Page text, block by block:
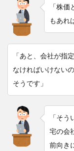
「株
もあれ
「あと、会社が指
なければいけない
そうです」
「そ
宅の会
前向き